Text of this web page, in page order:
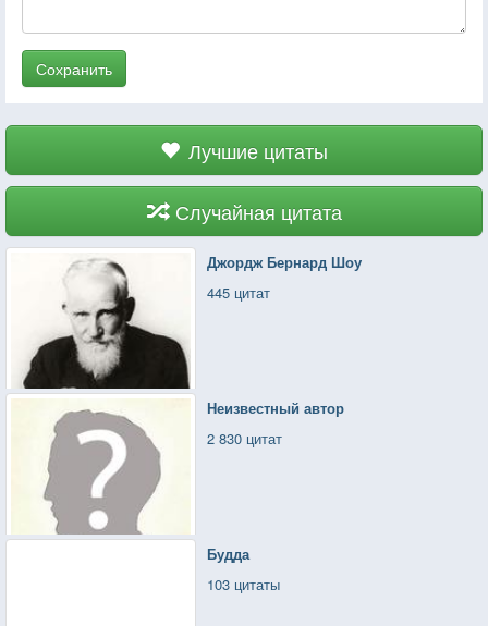
Сохранить
Лучшие цитаты
Случайная цитата
Джордж Бернард Шоу
445 цитат
Неизвестный автор
2 830 цитат
Будда
103 цитаты